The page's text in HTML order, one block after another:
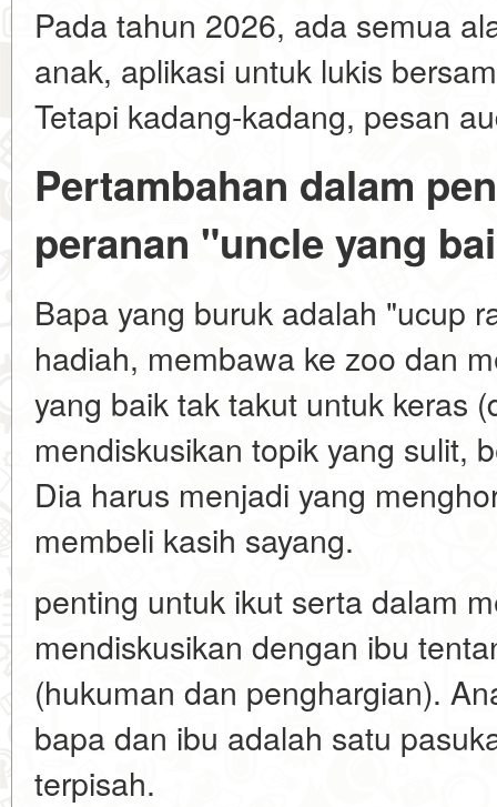
Pada tahun 2026, ada semua
anak, aplikasi untuk lukis
Tetapi kadang-kadang, pesan
Pertambahan dalam
peranan "uncle yang
Bapa yang buruk adalah "ucup
hadiah, membawa ke zoo dan
yang baik tak takut untuk keras
mendiskusikan topik yang sulit,
Dia harus menjadi yang
membeli kasih sayang.
penting untuk ikut serta dalam
mendiskusikan dengan ibu
(hukuman dan penghargian).
bapa dan ibu adalah satu
terpisah.